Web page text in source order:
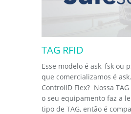
TAG RFID
Esse modelo é ask, fsk ou
que comercializamos é
ControlID Flex? Nossa TAG
o seu equipamento faz a
tipo de TAG, então é